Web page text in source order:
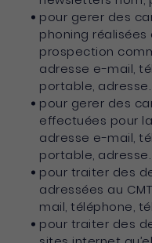
pour gerer des
phoning
prospection
adresse e-mail,
portable, adresse.
pour gerer des
effectuées pour
adresse e-mail,
portable, adresse.
pour traiter des
adressées au
mail, téléphone,
pour traiter des